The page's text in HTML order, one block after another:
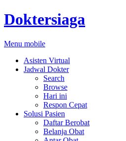
Doktersiaga
Menu mobile
Asisten Virtual
Jadwal Dokter
Search
Browse
Hari ini
Respon Cepat
Solusi Pasien
Daftar Berobat
Belanja Obat